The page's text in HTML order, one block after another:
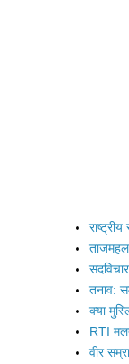
तनाव:
क्या
RTI
वीर